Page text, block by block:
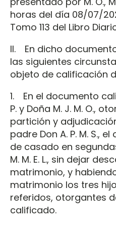
horas del día 08/07/
Tomo 113 del Libro
II. En dicho
las siguientes
objeto de calificación
1. En el documento
P. y Doña M. J. M. O.,
partición y
padre Don A. P. M. S.,
de casado en
M. M. E. L., sin dejar
matrimonio, y
matrimonio los tres
referidos, otorgantes
calificado.